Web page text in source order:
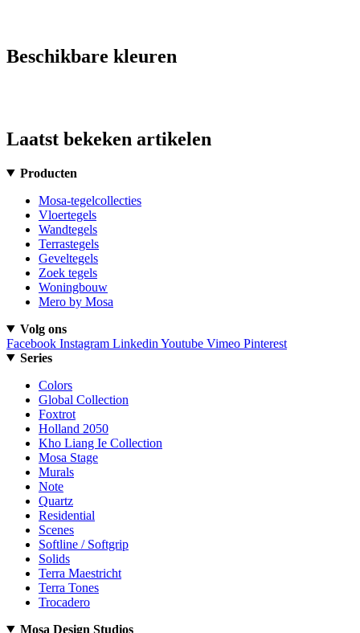
Beschikbare kleuren
Laatst bekeken artikelen
Producten
Mosa-tegelcollecties
Vloertegels
Wandtegels
Terrastegels
Geveltegels
Zoek tegels
Woningbouw
Mero by Mosa
Volg ons
Facebook Instagram Linkedin Youtube Vimeo Pinterest
Series
Colors
Global Collection
Foxtrot
Holland 2050
Kho Liang Ie Collection
Mosa Stage
Murals
Note
Quartz
Residential
Scenes
Softline / Softgrip
Solids
Terra Maestricht
Terra Tones
Trocadero
Mosa Design Studios